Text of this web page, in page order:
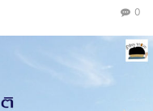
0